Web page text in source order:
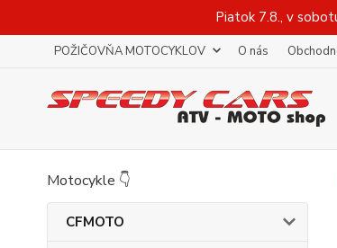
Piatok 7.8., v
POŽIČOVŇA MOTOCYKLOV O nás
Motocykle 👇
CFMOTO